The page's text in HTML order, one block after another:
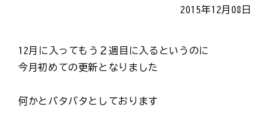
2015年12月08日
12月に入ってもう２週目に入るというのに
今月初めての更新となりました
何かとバタバタとしております